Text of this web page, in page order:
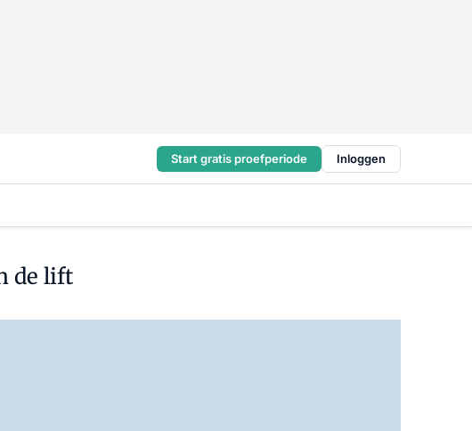
Start gratis proefperiode Inloggen
de lift